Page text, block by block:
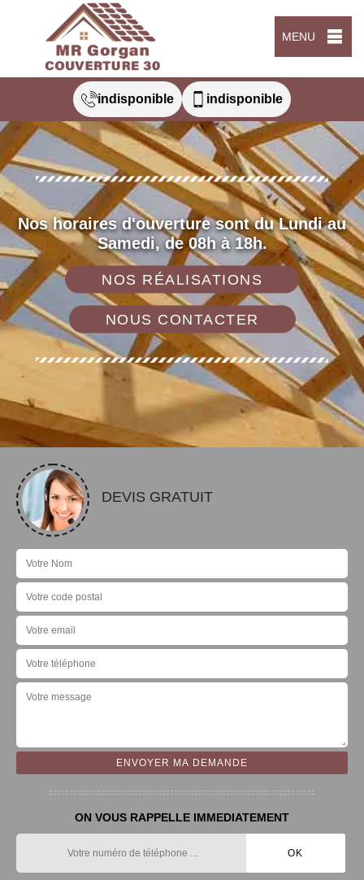
MENU
indisponible indisponible
Nos horaires d'ouverture sont du Lundi au
Samedi, de 08h à 18h.
NOS RÉALISATIONS
NOUS CONTACTER
DEVIS GRATUIT
ON VOUS RAPPELLE IMMEDIATEMENT